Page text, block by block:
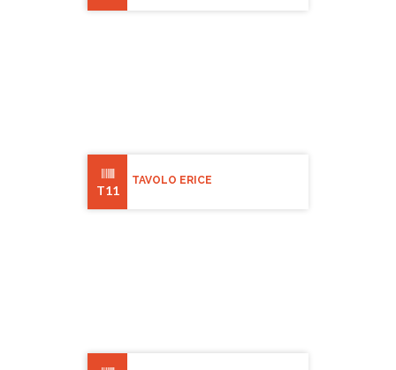
T11
TAVOLO ERICE